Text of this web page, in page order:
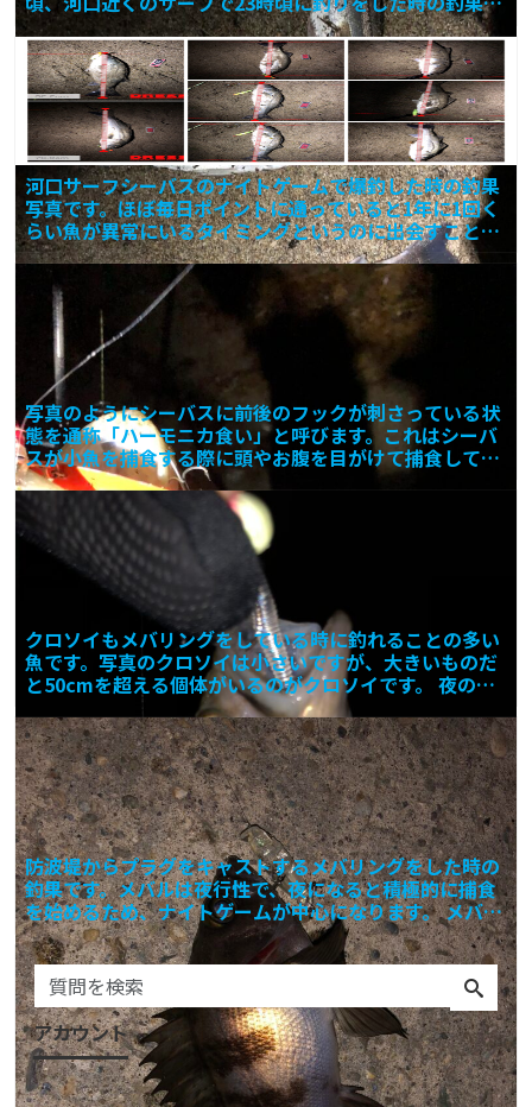
す。 投
河口サーフシーバスのナイトゲームで爆釣した時の釣果
写真です。ほぼ毎日ポイントに通っていると1年に1回く
らい魚が異常にいるタイミングというのに出会すことが
あります
写真のようにシーバスに前後のフックが刺さっている状
態を通称「ハーモニカ食い」と呼びます。これはシーバ
スが小魚を捕食する際に頭やお腹を目がけて捕食してい
る時に起こ
クロソイもメバリングをしている時に釣れることの多い
魚です。写真のクロソイは小さいですが、大きいものだ
と50cmを超える個体がいるのがクロソイです。 夜の防
防波堤からプラグをキャストするメバリングをした時の
釣果です。メバルは夜行性で、夜になると積極的に捕食
を始めるため、ナイトゲームが中心になります。 メバリ
ングは一
アカウント
ログイン